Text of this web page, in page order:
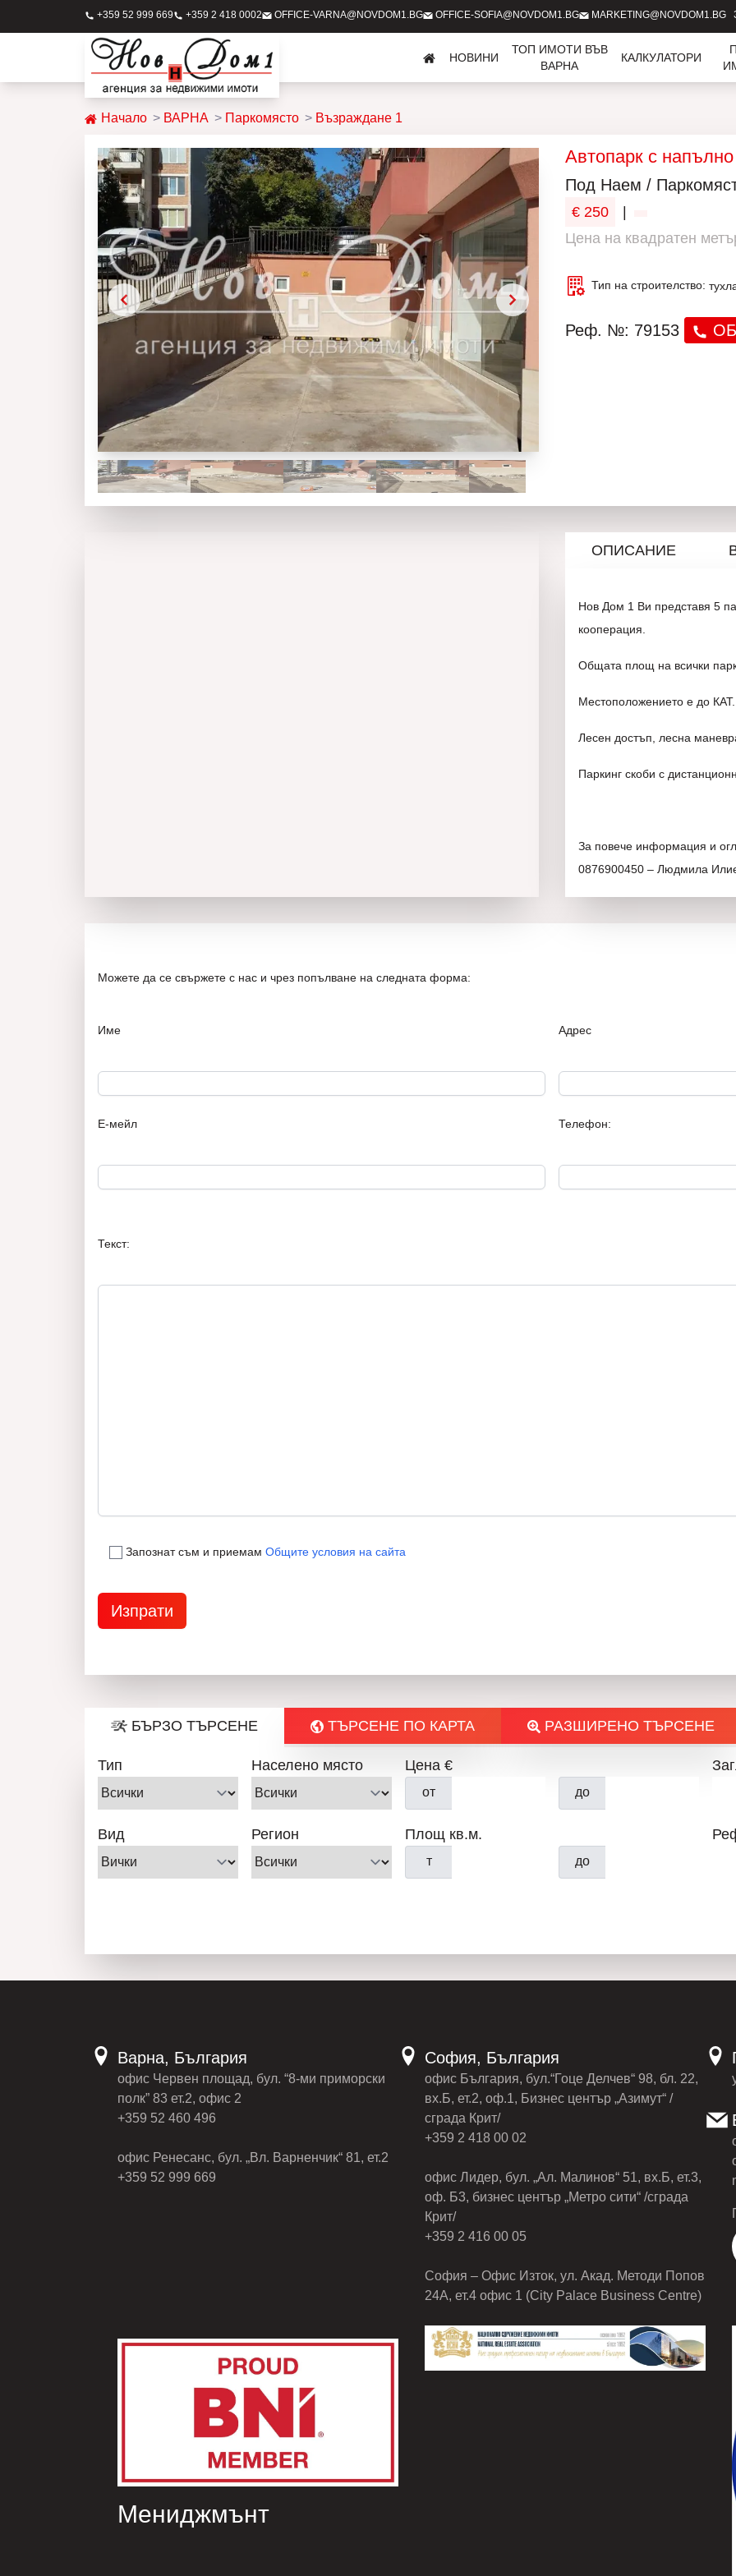
+359 52 999 669 +359 2 418 0002 OFFICE-VARNA@NOVDOM1.BG OFFICE-SOFIA@NOVDOM1.BG MARKETING@NOVDOM1.BG
НОВИНИ
ТОП ИМОТИ ВЪВ
ВАРНА
КАЛКУЛАТОРИ
Начало ВАРНА Паркомясто Възраждане 1
Автопарк с
Под Наем /
€ 250
Цена на квадратен
Тип на строителство:
Реф. №: 79153
ОПИСАНИЕ
Нов Дом 1 Ви представя 5
кооперация.
Общата площ на всички
Местоположението е до КАТ.
Лесен достъп, лесна
Паркинг скоби с
За повече информация и
0876900450 – Людмила
Можете да се свържете с нас и чрез попълване на следната форма:
Име
Е-мейл
Адрес
Телефон:
Текст:
Запознат съм и приемам Общите условия на сайта
БЪРЗО ТЪРСЕНЕ ТЪРСЕНЕ ПО КАРТА РАЗШИРЕНО ТЪРСЕНЕ
Тип Населено място
Вид Регион
Цена €
от до
Площ кв.м.
т до
Варна, България
офис Червен площад, бул. “8-ми приморски
полк” 83 ет.2, офис 2
+359 52 460 496
офис Ренесанс, бул. „Вл. Варненчик“ 81, ет.2
+359 52 999 669
София, България
офис България, бул.“Гоце Делчев“ 98, бл. 22,
вх.Б, ет.2, оф.1, Бизнес център „Азимут“ /
сграда Крит/
+359 2 418 00 02
офис Лидер, бул. „Ал. Малинов“ 51, вх.Б, ет.3,
оф. Б3, бизнес център „Метро сити“ /сграда
Крит/
+359 2 416 00 05
София – Офис Изток, ул. Акад. Методи Попов
24А, ет.4 офис 1 (City Palace Business Centre)
Мениджмънт